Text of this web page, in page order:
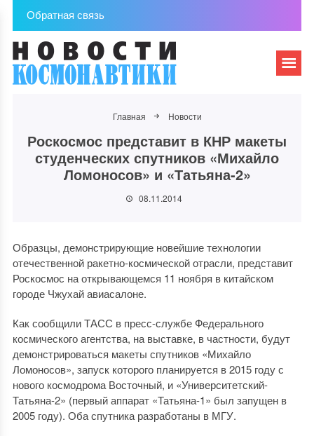
Обратная связь
Главная Новости
Роскосмос представит в КНР макеты
студенческих спутников «Михайло
Ломоносов» и «Татьяна-2»
08.11.2014
Образцы, демонстрирующие новейшие технологии
отечественной ракетно-космической отрасли, представит
Роскосмос на открывающемся 11 ноября в китайском
городе Чжухай авиасалоне.
Как сообщили ТАСС в пресс-службе Федерального
космического агентства, на выставке, в частности, будут
демонстрироваться макеты спутников «Михайло
Ломоносов», запуск которого планируется в 2015 году с
нового космодрома Восточный, и «Университетский-
Татьяна-2» (первый аппарат «Татьяна-1» был запущен в
2005 году). Оба спутника разработаны в МГУ.